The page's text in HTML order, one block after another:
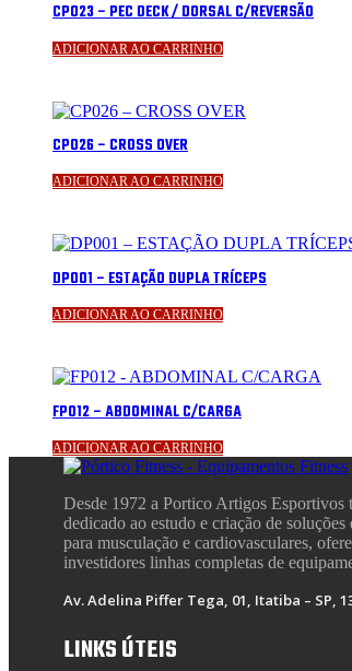
CP023 – PEC DECK / DORSAL C/REVERSÃO
ADICIONAR AO CARRINHO
CP026 – CROSS OVER
ADICIONAR AO CARRINHO
DP001 – ESTAÇÃO DUPLA TRÍCEPS
ADICIONAR AO CARRINHO
FP012 – ABDOMINAL C/CARGA
ADICIONAR AO CARRINHO
Desde 1972 a Portico Artigos Esportivos
dedicado ao estudo e criação de soluções
para musculação e cardiovasculares,
investidores linhas completas de
Av. Adelina Piffer Tega, 01, Itatiba – SP,
LINKS ÚTEIS